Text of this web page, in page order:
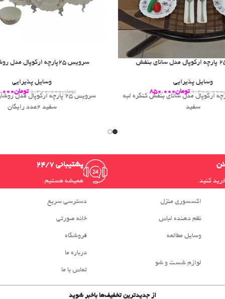
وسایل پذیرایی
1.200.000 تومان850.000
25 پارچه ارکوپال مدل سانای بنفش کنگره لبه
سفید
سرویس 25پارچه ارکوپال مدل روشان بنفش
وسایل پذیرایی
تومان1.200.000 تومان
سرویس 25 پارچه ارکوپال مدل
سفید 2عدد رایگان
کنید.
پشتیبانی 24/7
همیشه هستیم.
اکسسوری منزل
نظم دهنده لباس
وسایل مطالعه
لوازم شست و شو
دسترسی سریع
خانه صورتی
فروشگاه
درباره ما
تماس با ما
از جدیدترین تخفیف‌ها باخبر شوید